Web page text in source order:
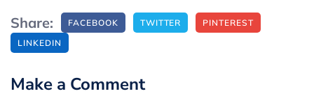
Share: FACEBOOK TWITTER
PINTEREST
LINKEDIN
Make a Comment